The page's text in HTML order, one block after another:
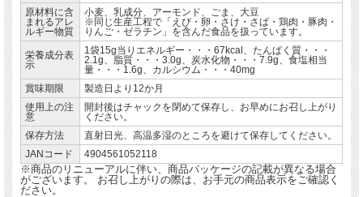
原材料に含
まれるアレ
ルギー物質
小麦、乳成分、アーモンド、ごま、大豆
※同じ生産工程で「えび・卵・さけ・さば・鶏肉・豚肉・
りんご・ゼラチン」を含んだ食品を扱っています。
栄養成分表
示
1袋15g当りエネルギー・・・67kcal、たんぱく質・・・
2.1g、脂質・・・3.0g、炭水化物・・・7.9g、食塩相当
量・・・1.6g、カルシウム・・・40mg
賞味期限
製造日より12か月
使用上の注
意
開封後はチャックを閉めて保存し、お早めにお召し上がり
ください。
保存方法
直射日光、高温多湿のところを避けて保存してください。
JANコード
4904561052118
※商品のリニューアルに伴い、商品パッケージの記載が異なる場合
がございます。 お召し上がりの際は、お手元の商品表示をご確認く
ださい。